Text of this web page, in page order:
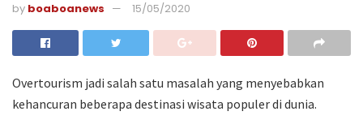
by boaboanews 15/05/2020
Overtourism jadi salah satu masalah yang menyebabkan
kehancuran beberapa destinasi wisata populer di dunia.